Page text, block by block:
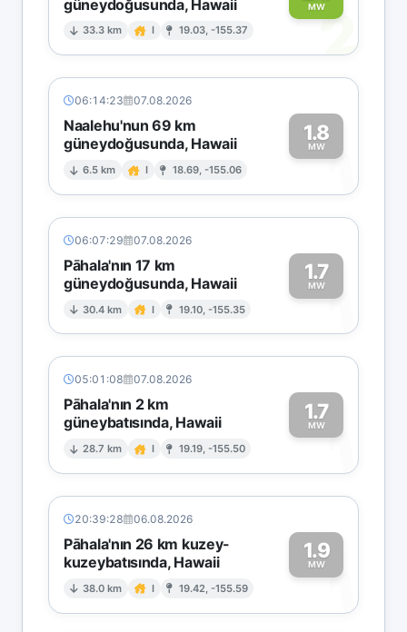
güneydoğusunda, Hawaii
33.3 km I 19.03, -155.37
MW2
06:14:23 07.08.2026
Naalehu'nun 69 km
güneydoğusunda, Hawaii
6.5 km I 18.69, -155.06
1.8
MW1
06:07:29 07.08.2026
Pāhala'nın 17 km
güneydoğusunda, Hawaii
30.4 km I 19.10, -155.35
1.7
MW1
05:01:08 07.08.2026
Pāhala'nın 2 km
güneybatısında, Hawaii
28.7 km I 19.19, -155.50
1.7
MW1
20:39:28 06.08.2026
Pāhala'nın 26 km kuzey-
kuzeybatısında, Hawaii
38.0 km I 19.42, -155.59
1.9
MW1